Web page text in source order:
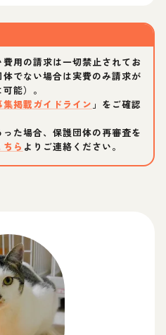
用の請求は一切禁止されてお
でない場合は実費のみ請求が
能）。
掲載ガイドライン 」をご確認
た場合、保護団体の再審査を
ちら よりご連絡ください。